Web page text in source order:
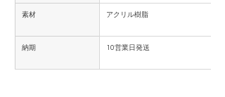
素材 アクリル樹脂
納期 10営業日発送